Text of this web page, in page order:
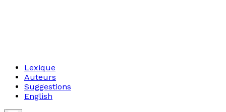
Lexique
Auteurs
Suggestions
English